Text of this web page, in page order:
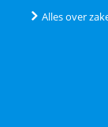
Alles over